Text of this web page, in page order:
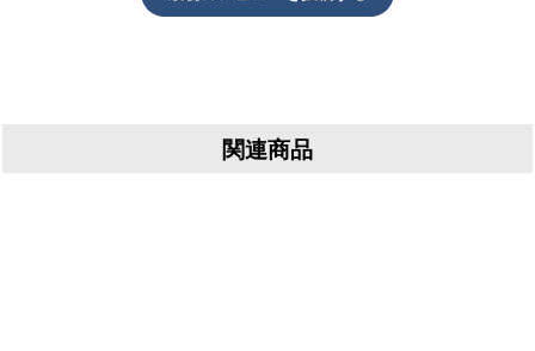
関連商品